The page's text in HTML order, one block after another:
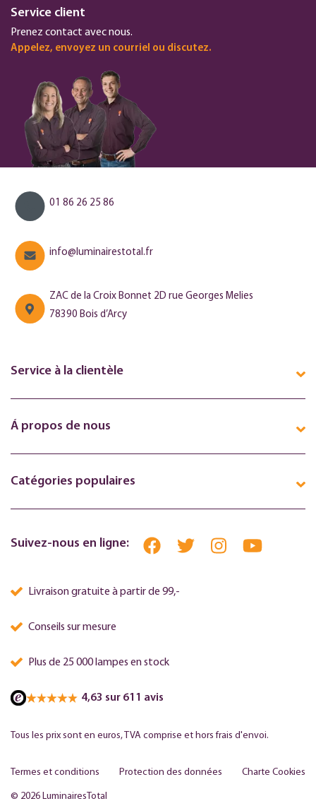
Service client
Prenez contact avec nous.
Appelez, envoyez un courriel ou discutez.
01 86 26 25 86
info@luminairestotal.fr
ZAC de la Croix Bonnet 2D rue Georges Melies
78390 Bois d’Arcy
Service à la clientèle
Á propos de nous
Catégories populaires
Suivez-nous en ligne:
Livraison gratuite à partir de 99,-
Conseils sur mesure
Plus de 25 000 lampes en stock
4,63 sur 611 avis
Tous les prix sont en euros, TVA comprise et hors frais d'envoi.
© 2026 LuminairesTotal
Termes et conditions Protection des données Charte Cookies